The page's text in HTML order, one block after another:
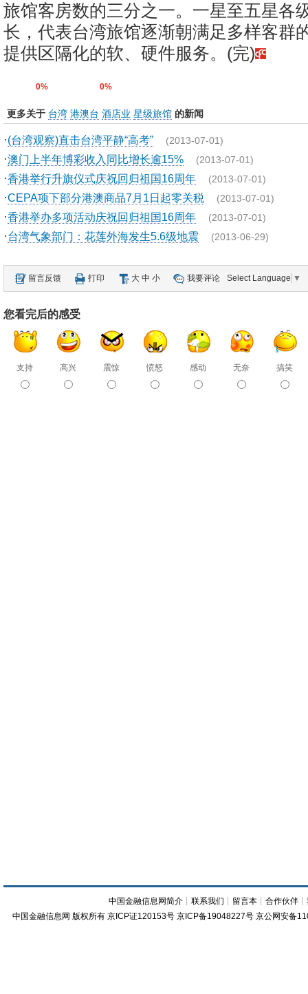
旅馆客房数的三分之一。一星至五星各
长，代表台湾旅馆逐渐朝满足多样客群
提供区隔化的软、硬件服务。(完)
0% 0%
更多关于 台湾 港澳台 酒店业 星级旅馆 的新闻
·(台湾观察)直击台湾平静“高考” (2013-07-01)
·澳门上半年博彩收入同比增长逾15% (2013-07-01)
·香港举行升旗仪式庆祝回归祖国16周年 (2013-07-01)
·CEPA项下部分港澳商品7月1日起零关税 (2013-07-01)
·香港举办多项活动庆祝回归祖国16周年 (2013-07-01)
·台湾气象部门：花莲外海发生5.6级地震 (2013-06-29)
留言反馈 打印 大 中 小 我要评论 Select Language ▼
您看完后的感受
支持 高兴 震惊 愤怒 感动 无奈 搞笑
中国金融信息网简介 ┊联系我们 ┊ 留言本 ┊合作伙伴 ┊
中国金融信息网 版权所有 京ICP证120153号 京ICP备19048227号 京公网安备